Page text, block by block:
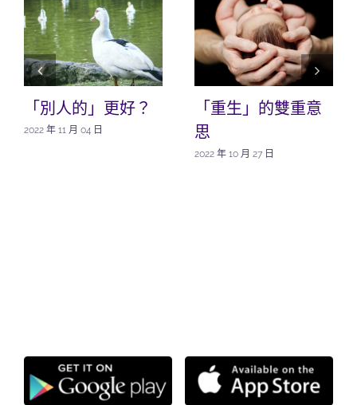
「別人的」更好？
2022 年 11 月 04 日
「重生」的雙重意
思
2022 年 10 月 27 日